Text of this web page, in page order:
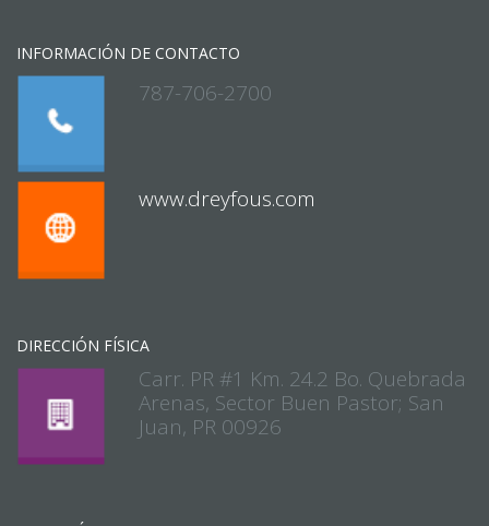
INFORMACIÓN DE CONTACTO
787-706-2700
www.dreyfous.com
DIRECCIÓN FÍSICA
Carr. PR #1 Km. 24.2 Bo. Quebrada
Arenas, Sector Buen Pastor; San
Juan, PR 00926